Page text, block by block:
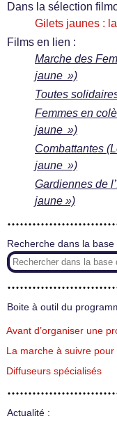
Dans la sélection
Gilets jaunes :
Films en lien :
Marche des
jaune »)
Toutes
Femmes en
jaune »)
Combattantes
jaune »)
Gardiennes de
jaune »)
Recherche dans la
Boite à outil du
Avant d’organiser une
La marche à suivre
Diffuseurs spécialisés
Actualité :